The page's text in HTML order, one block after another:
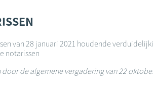
van 28 januari 2021 houdende
notarissen
de algemene vergadering van 22